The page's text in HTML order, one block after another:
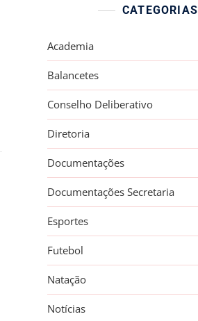
CATEGORIAS
Academia
Balancetes
Conselho Deliberativo
Diretoria
Documentações
Documentações Secretaria
Esportes
Futebol
Natação
Notícias